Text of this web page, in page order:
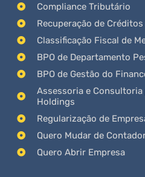
Compliance Tributário
Recuperação de
Classificação Fiscal de
BPO de Departamento
BPO de Gestão do
Assessoria e
Holdings
Regularização de
Quero Mudar de
Quero Abrir Empresa